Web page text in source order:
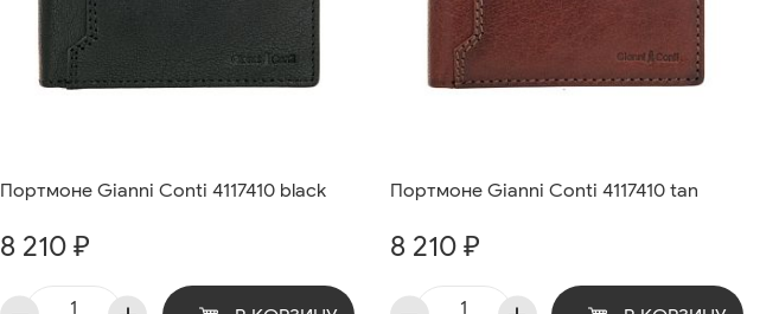
Портмоне Gianni Conti 4117410 black
8 210 ₽
Портмоне Gianni Conti 4117410 tan
8 210 ₽